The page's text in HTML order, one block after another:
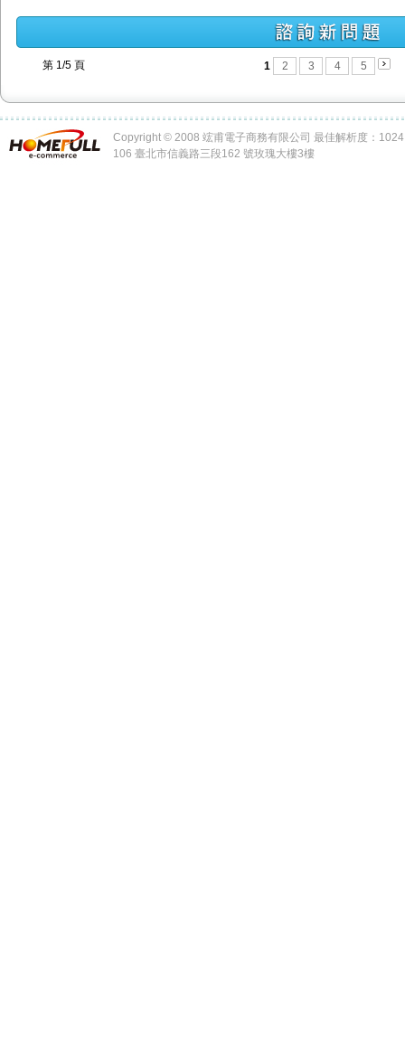
第 1/5 頁 1 2 3 4 5
Copyright © 2008 竤甫電子商務有限公司 最佳解析度：
106 臺北市信義路三段162 號玫瑰大樓3樓